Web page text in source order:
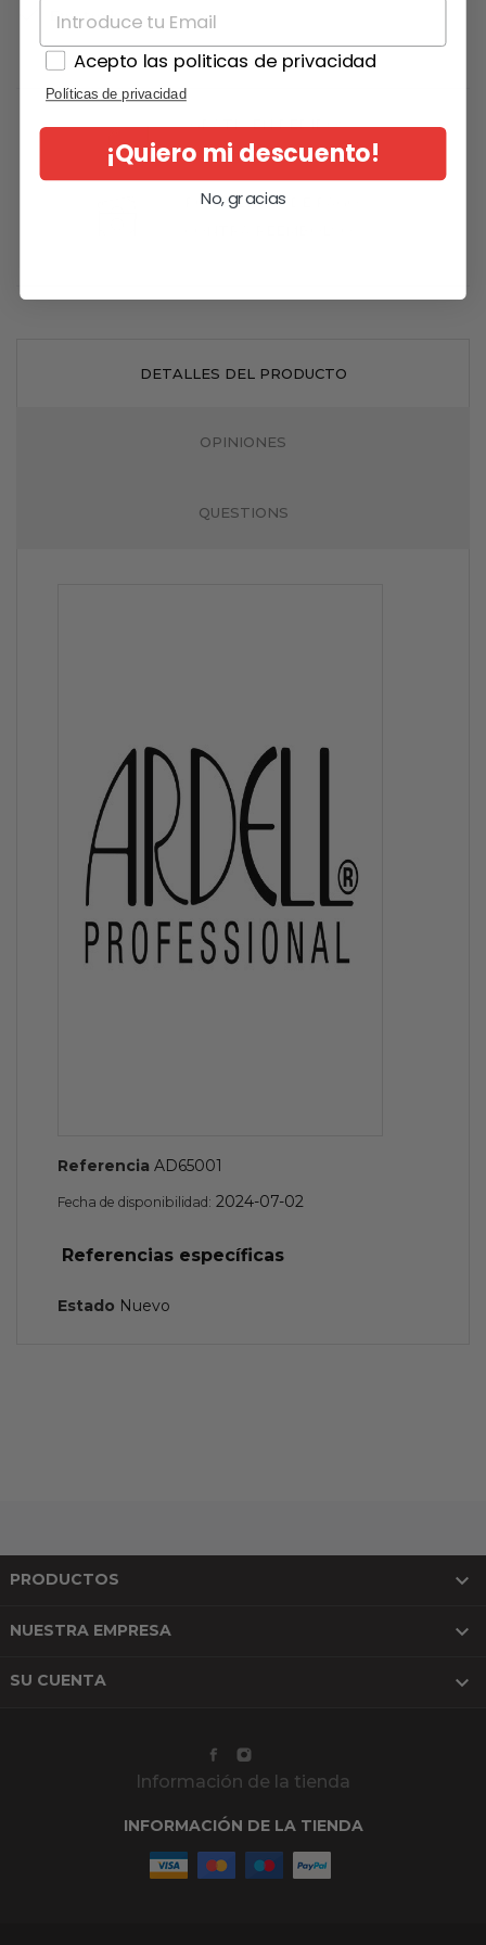
En stock
GRATIS EN PEDIDOS
SUPERIORES A 49€
POSIBILIDAD DE PAGO
DETALLES DEL PRODUCTO
OPINIONES
QUESTIONS
Referencia AD65001
Fecha de disponibilidad: 2024-07-02
Referencias específicas
Estado Nuevo
PRODUCTOS 
NUESTRA EMPRESA 
SU CUENTA 
Información de la tienda
INFORMACIÓN DE LA TIENDA
Acepto las politicas de privacidad
Políticas de privacidad
¡Quiero mi descuento!
No, gracias